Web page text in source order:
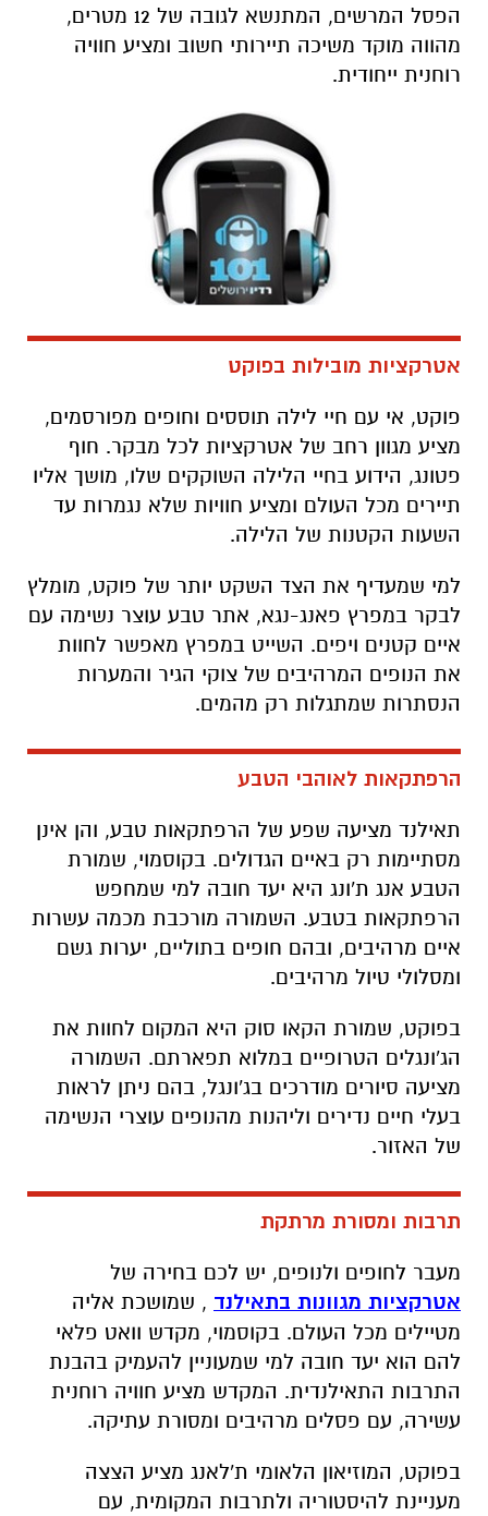
הפסל המרשים, המתנשא לגובה של 12 מטרים,
מהווה מוקד משיכה תיירותי חשוב ומציע חוויה
רוחנית ייחודית.
אטרקציות מובילות בפוקט
פוקט, אי עם חיי לילה תוססים וחופים מפורסמים,
מציע מגוון רחב של אטרקציות לכל מבקר. חוף
פטונג, הידוע בחיי הלילה השוקקים שלו, מושך אליו
תיירים מכל העולם ומציע חוויות שלא נגמרות עד
השעות הקטנות של הלילה.
למי שמעדיף את הצד השקט יותר של פוקט, מומלץ
לבקר במפרץ פאנג-נגא, אתר טבע עוצר נשימה עם
איים קטנים ויפים. השייט במפרץ מאפשר לחוות
את הנופים המרהיבים של צוקי הגיר והמערות
הנסתרות שמתגלות רק מהמים.
הרפתקאות לאוהבי הטבע
תאילנד מציעה שפע של הרפתקאות טבע, והן אינן
מסתיימות רק באיים הגדולים. בקוסמוי, שמורת
הטבע אנג ת'ונג היא יעד חובה למי שמחפש
הרפתקאות בטבע. השמורה מורכבת מכמה עשרות
איים מרהיבים, ובהם חופים בתוליים, יערות גשם
ומסלולי טיול מרהיבים.
בפוקט, שמורת הקאו סוק היא המקום לחוות את
הג'ונגלים הטרופיים במלוא תפארתם. השמורה
מציעה סיורים מודרכים בג'ונגל, בהם ניתן לראות
בעלי חיים נדירים וליהנות מהנופים עוצרי הנשימה
של האזור.
תרבות ומסורת מרתקת
מעבר לחופים ולנופים, יש לכם בחירה של
אטרקציות מגוונות בתאילנד , שמושכת אליה
מטיילים מכל העולם. בקוסמוי, מקדש וואט פלאי
להם הוא יעד חובה למי שמעוניין להעמיק בהבנת
התרבות התאילנדית. המקדש מציע חוויה רוחנית
עשירה, עם פסלים מרהיבים ומסורת עתיקה.
בפוקט, המוזיאון הלאומי ת'לאנג מציע הצצה
מעניינת להיסטוריה ולתרבות המקומית, עם